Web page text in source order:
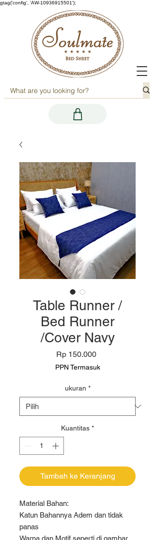
gtag('config', 'AW-10936915501');
Table Runner /
Bed Runner
/Cover Navy
Rp 150.000Harga
PPN Termasuk
ukuran *
Kuantitas *
Tambah ke Keranjang
Material Bahan:
Katun Bahannya Adem dan tidak
panas
Warna dan Motif seperti di gambar